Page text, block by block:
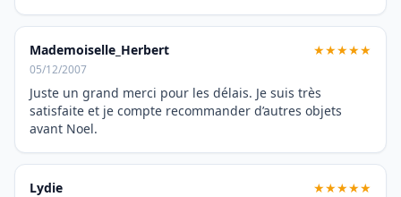
Mademoiselle_Herbert ★★★★★
05/12/2007
Juste un grand merci pour les délais. Je suis très
satisfaite et je compte recommander d’autres objets
avant Noel.
Lydie ★★★★★